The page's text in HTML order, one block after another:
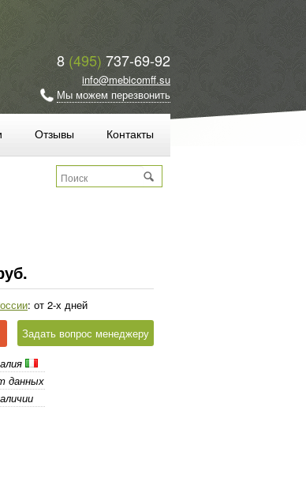
8 (495)737-69-92
info@mebicomff.su
Мы можем перезвонить
Отзывы Контакты
: от 2-х дней
Задать вопрос менеджеру
данных